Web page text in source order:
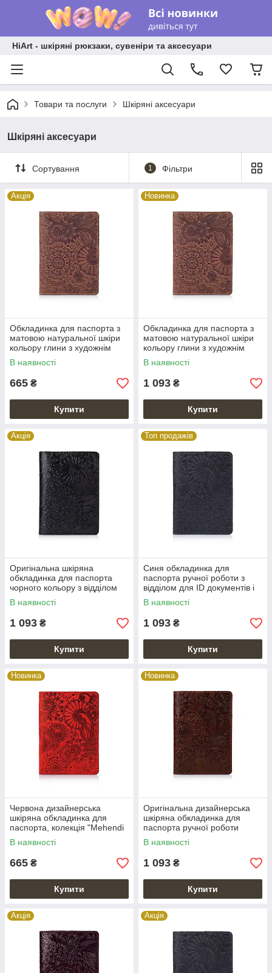
HiArt - шкіряні рюкзаки, сувеніри та аксесуари
Товари та послуги Шкіряні аксесуари
Шкіряні аксесуари
Сортування 1 Фільтри
Акція
Обкладинка для паспорта з
матовою натуральної шкіри
кольору глини з художнім
тисненням
В наявності
665 ₴
Купити
Новинка
Обкладинка для паспорта з
матовою натуральної шкіри
кольору глини з художнім
тисненням та відділом для ID
документів
В наявності
1 093 ₴
Купити
Акція
Оригінальна шкіряна
обкладинка для паспорта
чорного кольору з відділом
для ID документів і художнім
тисненням "Mehendi Art"
В наявності
1 093 ₴
Купити
Топ продажів
Синя обкладинка для
паспорта ручної роботи з
відділом для ID документів і
художнім тисненням
В наявності
1 093 ₴
Купити
Новинка
Червона дизайнерська
шкіряна обкладинка для
паспорта, колекція "Mehendi
Art"
В наявності
665 ₴
Купити
Новинка
Оригінальна дизайнерська
шкіряна обкладинка для
паспорта ручної роботи
коньячного кольору з
відділом для ID документів
В наявності
1 093 ₴
Купити
Акція Акція